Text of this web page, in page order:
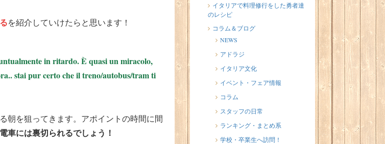
を紹介していけたらと思います！
in ritardo. È quasi un miracolo,
stai pur certo che il treno/autobus/tram ti
朝を狙ってきます。アポイントの時間に間
車には裏切られるでしょう！
2026/07/20
イタリア人はどんなジェラートを
食べる？
2026/07/17
イタリアが誇る3人の天才芸術家 そ
味わってみたい！魚介の「ごった
煮」 リヴォルノのCacciucco（カッ
チュッコ）
イタリアで料理修行をした勇者達
のレシピ
コラム＆ブログ
NEWS
アドラジ
イタリア文化
イベント・フェア情報
コラム
スタッフの日常
ランキング・まとめ系
学校・卒業生へ訪問！